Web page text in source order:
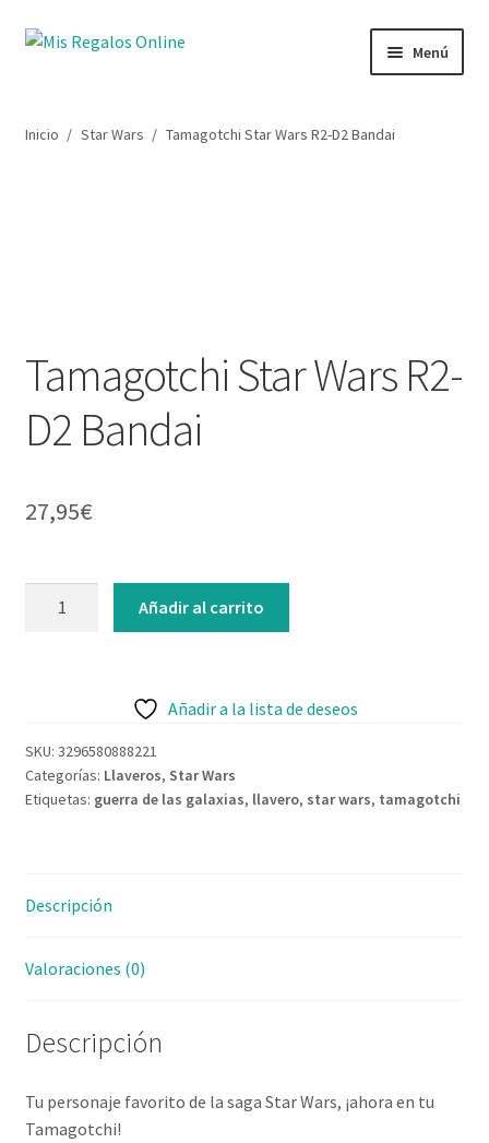
Menú
Lista de deseos
Mi cuenta
Contacto
Inicio / Star Wars / Tamagotchi Star Wars R2-D2 Bandai
Tamagotchi Star Wars R2-
D2 Bandai
27,95€
Añadir al carrito
Añadir a la lista de deseos
SKU: 3296580888221
Categorías: Llaveros, Star Wars
Etiquetas: guerra de las galaxias, llavero, star wars, tamagotchi
Descripción
Valoraciones (0)
Descripción
Tu personaje favorito de la saga Star Wars, ¡ahora en tu
Tamagotchi!